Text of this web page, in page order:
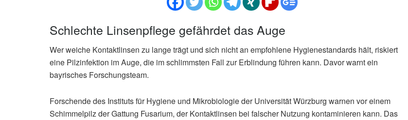
Schlechte Linsenpflege gefährdet das Auge
Wer weiche Kontaktlinsen zu lange trägt und sich nicht an empfohlene Hygienestandards hält, riskiert
eine Pilzinfektion im Auge, die im schlimmsten Fall zur Erblindung führen kann. Davor warnt ein
bayrisches Forschungsteam.
Forschende des Instituts für Hygiene und Mikrobiologie der Universität Würzburg warnen vor einem
Schimmelpilz der Gattung Fusarium, der Kontaktlinsen bei falscher Nutzung kontaminieren kann. Das